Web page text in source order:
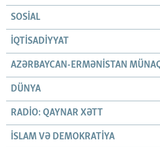
SOSIAL
İQTISADIYYAT
AZƏRBAYCAN-ERMƏNISTAN
DÜNYA
RADIO: QAYNAR XƏTT
İSLAM VƏ DEMOKRATIYA